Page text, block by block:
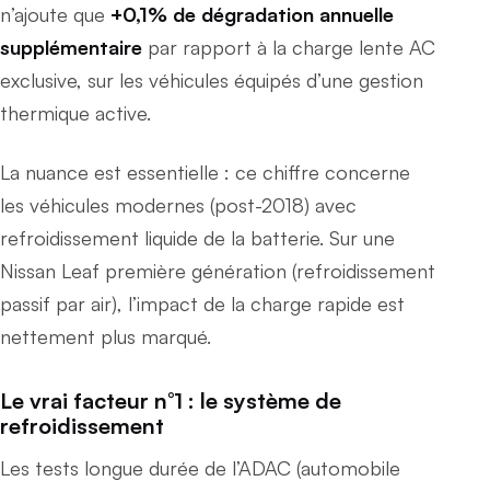
n’ajoute que +0,1% de dégradation annuelle
supplémentaire par rapport à la charge lente AC
exclusive, sur les véhicules équipés d’une gestion
thermique active.
La nuance est essentielle : ce chiffre concerne
les véhicules modernes (post-2018) avec
refroidissement liquide de la batterie. Sur une
Nissan Leaf première génération (refroidissement
passif par air), l’impact de la charge rapide est
nettement plus marqué.
Le vrai facteur n°1 : le système de
refroidissement
Les tests longue durée de l’ADAC (automobile